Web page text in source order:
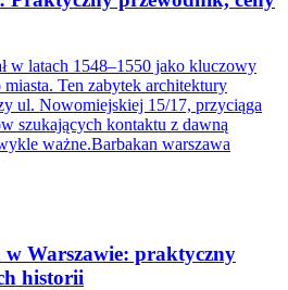
w latach 1548–1550 jako kluczowy
Ten zabytek architektury
ul. Nowomiejskiej 15/17, przyciąga
szukających kontaktu z dawną
ważne.Barbakan warszawa
Warszawie: praktyczny
historii